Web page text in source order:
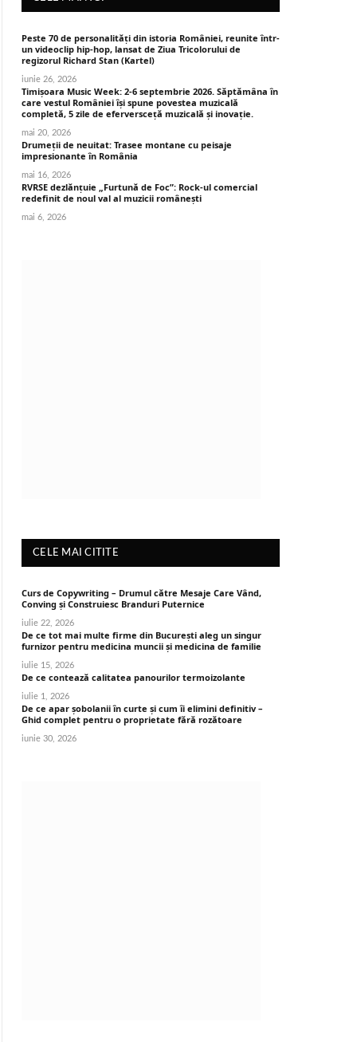
Peste 70 de personalități din istoria României, reunite într-
un videoclip hip-hop, lansat de Ziua Tricolorului de
regizorul Richard Stan (Kartel)
iunie 26, 2026
Timișoara Music Week: 2-6 septembrie 2026. Săptămâna în
care vestul României își spune povestea muzicală
completă, 5 zile de eferversceță muzicală și inovație.
mai 20, 2026
Drumeții de neuitat: Trasee montane cu peisaje
impresionante în România
mai 16, 2026
RVRSE dezlănțuie „Furtună de Foc”: Rock-ul comercial
redefinit de noul val al muzicii românești
mai 6, 2026
CELE MAI CITITE
Curs de Copywriting – Drumul către Mesaje Care Vând,
Conving și Construiesc Branduri Puternice
iulie 22, 2026
De ce tot mai multe firme din București aleg un singur
furnizor pentru medicina muncii și medicina de familie
iulie 15, 2026
De ce contează calitatea panourilor termoizolante
iulie 1, 2026
De ce apar șobolanii în curte și cum îi elimini definitiv –
Ghid complet pentru o proprietate fără rozătoare
iunie 30, 2026